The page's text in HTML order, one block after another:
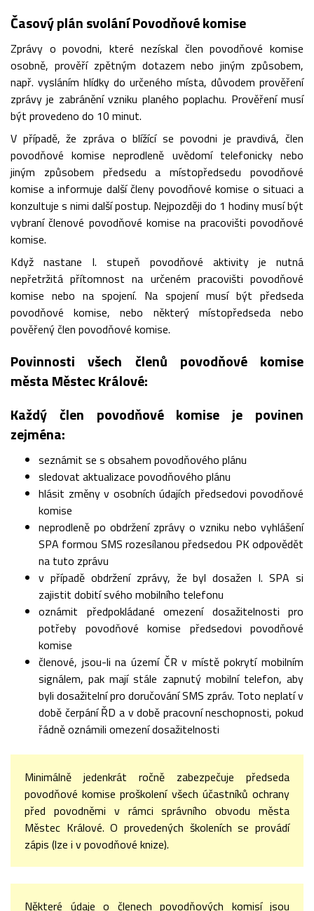
Časový plán svolání Povodňové komise
Zprávy o povodni, které nezískal člen povodňové komise
osobně, prověří zpětným dotazem nebo jiným způsobem,
např. vysláním hlídky do určeného místa, důvodem prověření
zprávy je zabránění vzniku planého poplachu. Prověření musí
být provedeno do 10 minut.
V případě, že zpráva o blížící se povodni je pravdivá, člen
povodňové komise neprodleně uvědomí telefonicky nebo
jiným způsobem předsedu a místopředsedu povodňové
komise a informuje další členy povodňové komise o situaci a
konzultuje s nimi další postup. Nejpozději do 1 hodiny musí být
vybraní členové povodňové komise na pracovišti povodňové
komise.
Když nastane I. stupeň povodňové aktivity je nutná
nepřetržitá přítomnost na určeném pracovišti povodňové
komise nebo na spojení. Na spojení musí být předseda
povodňové komise, nebo některý místopředseda nebo
pověřený člen povodňové komise.
Povinnosti všech členů povodňové komise
města Městec Králové:
Každý člen povodňové komise je povinen
zejména:
seznámit se s obsahem povodňového plánu
sledovat aktualizace povodňového plánu
hlásit změny v osobních údajích předsedovi povodňové
komise
neprodleně po obdržení zprávy o vzniku nebo vyhlášení
SPA formou SMS rozesílanou předsedou PK odpovědět
na tuto zprávu
v případě obdržení zprávy, že byl dosažen I. SPA si
zajistit dobití svého mobilního telefonu
oznámit předpokládané omezení dosažitelnosti pro
potřeby povodňové komise předsedovi povodňové
komise
členové, jsou-li na území ČR v místě pokrytí mobilním
signálem, pak mají stále zapnutý mobilní telefon, aby
byli dosažitelní pro doručování SMS zpráv. Toto neplatí v
době čerpání ŘD a v době pracovní neschopnosti, pokud
řádně oznámili omezení dosažitelnosti
Minimálně jedenkrát ročně zabezpečuje předseda
povodňové komise proškolení všech účastníků ochrany
před povodněmi v rámci správního obvodu města
Městec Králové. O provedených školeních se provádí
zápis (lze i v povodňové knize).
Některé údaje o členech povodňových komisí jsou